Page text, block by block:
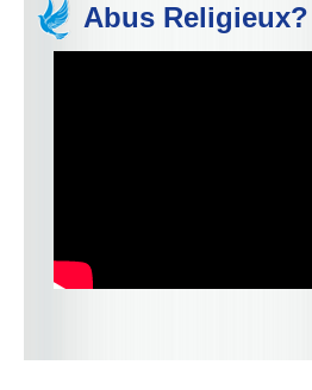
Abus Religieux?